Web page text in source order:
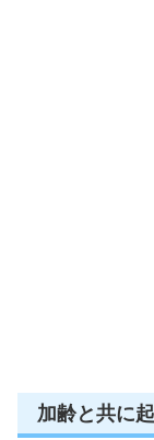
加齢と共に